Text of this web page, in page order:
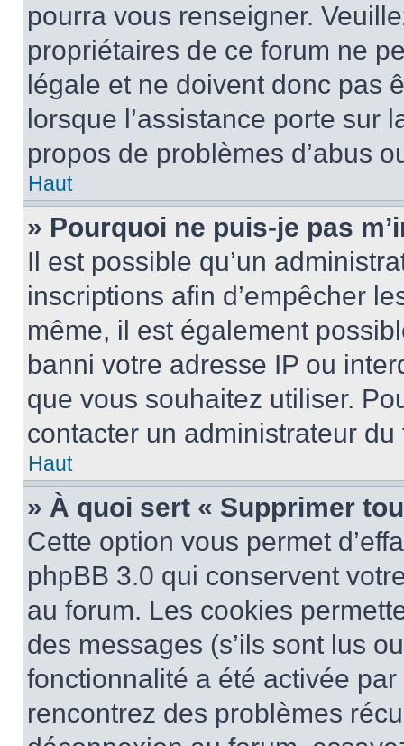
pourra vous renseigner.
propriétaires de ce forum ne
légale et ne doivent donc pas
lorsque l’assistance porte sur
propos de problèmes d’abus
Haut
» Pourquoi ne puis-je pas
Il est possible qu’un
inscriptions afin d’empêcher
même, il est également
banni votre adresse IP ou
que vous souhaitez utiliser.
contacter un administrateur du
Haut
» À quoi sert « Supprimer
Cette option vous permet
phpBB 3.0 qui conservent
au forum. Les cookies
des messages (s’ils sont lus
fonctionnalité a été activée
rencontrez des problèmes